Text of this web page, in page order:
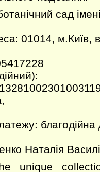
сад
01014, м.Київ,
благодійна
Наталія
unique